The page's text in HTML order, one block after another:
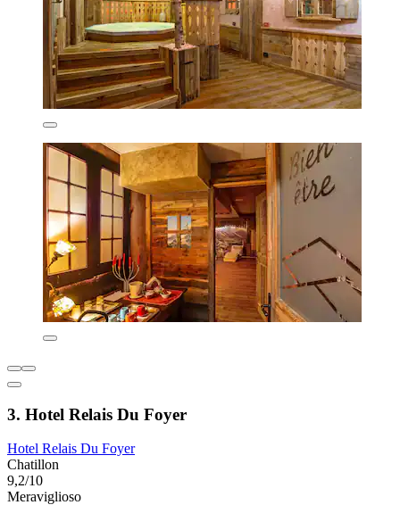
3. Hotel Relais Du Foyer
Hotel Relais Du Foyer
Chatillon
9,2/10
Meraviglioso